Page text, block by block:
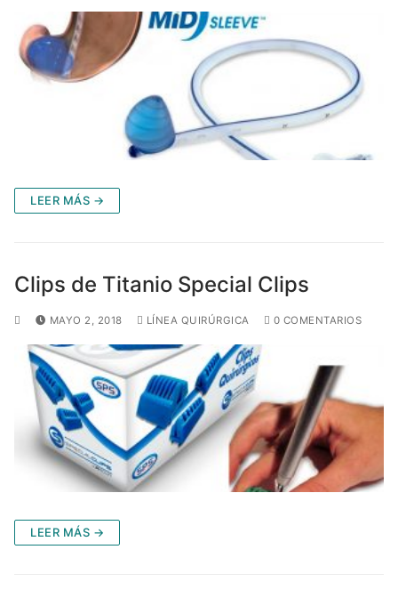
LEER MÁS →
Clips de Titanio Special Clips
MAYO 2, 2018 LÍNEA QUIRÚRGICA 0 COMENTARIOS
LEER MÁS →